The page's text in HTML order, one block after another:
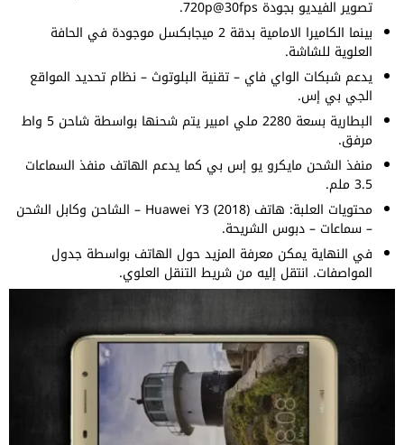
تصوير الفيديو بجودة 720p@30fps.
بينما الكاميرا الامامية بدقة 2 ميجابكسل موجودة في الحافة
العلوية للشاشة.
يدعم شبكات الواي فاي – تقنية البلوتوث – نظام تحديد المواقع
الجي بي إس.
البطارية بسعة 2280 ملي امبير يتم شحنها بواسطة شاحن 5 واط
مرفق.
منفذ الشحن مايكرو يو إس بي كما يدعم الهاتف منفذ السماعات
3.5 ملم.
محتويات العلبة: هاتف Huawei Y3 (2018) – الشاحن وكابل الشحن
– سماعات – دبوس الشريحة.
في النهاية يمكن معرفة المزيد حول الهاتف بواسطة جدول
المواصفات. انتقل إليه من شريط التنقل العلوي.